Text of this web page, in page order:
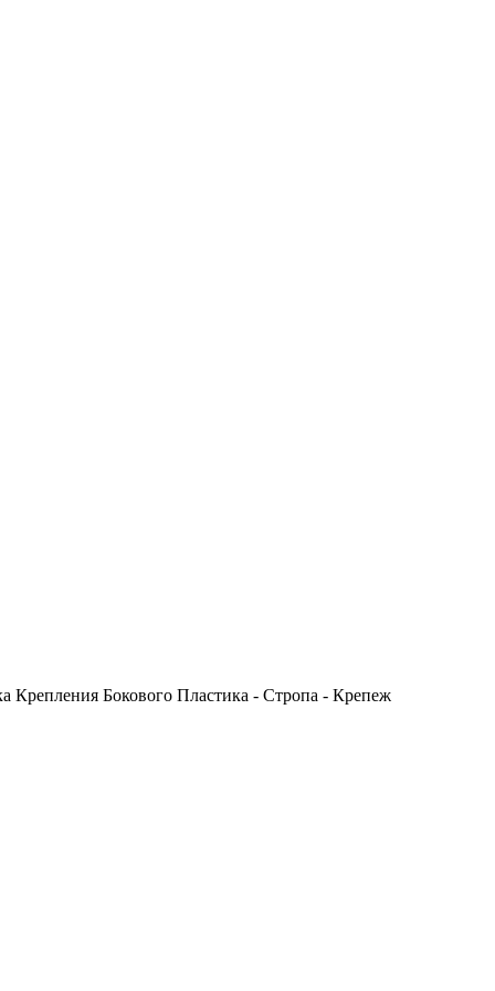
Крепления Бокового Пластика - Стропа - Крепеж